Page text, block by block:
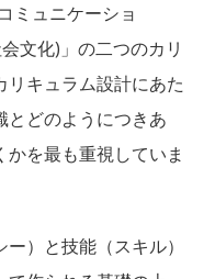
ミュニケーショ
文化)」の二つのカリ
キュラム設計にあた
とどのようにつきあ
を最も重視していま
）と技能（スキル）